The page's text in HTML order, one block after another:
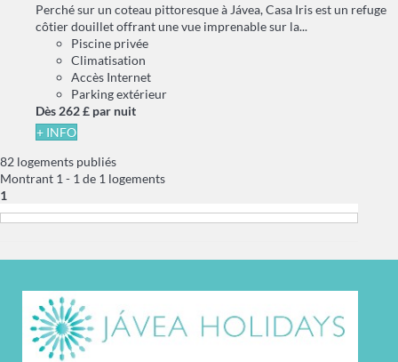
Perché sur un coteau pittoresque à Jávea, Casa Iris est un refuge
côtier douillet offrant une vue imprenable sur la...
Piscine privée
Climatisation
Accès Internet
Parking extérieur
Dès 262 £ par nuit
+ INFO
82 logements publiés
Montrant 1 - 1 de 1 logements
1